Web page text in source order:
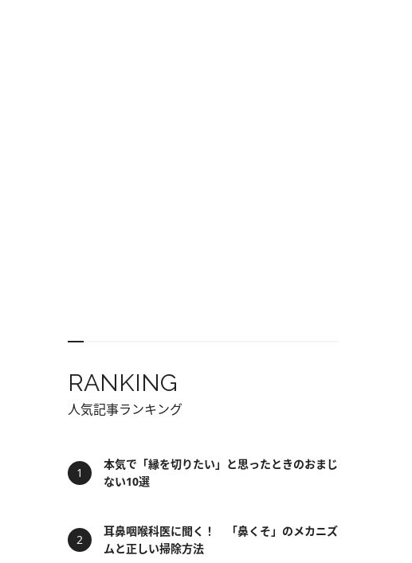
RANKING
人気記事ランキング
本気で「縁を切りたい」と思ったときのおまじ
ない10選
耳鼻咽喉科医に聞く！ 「鼻くそ」のメカニズ
ムと正しい掃除方法